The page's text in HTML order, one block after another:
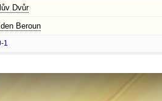
Dvůr
Beroun
1